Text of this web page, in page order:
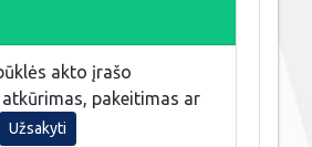
akto įrašo
pakeitimas ar
Užsakyti